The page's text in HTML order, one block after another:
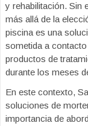
y rehabilitación. Sin
más allá de la
piscina es una
sometida a
productos de
durante los meses
En este contexto,
soluciones de
importancia de